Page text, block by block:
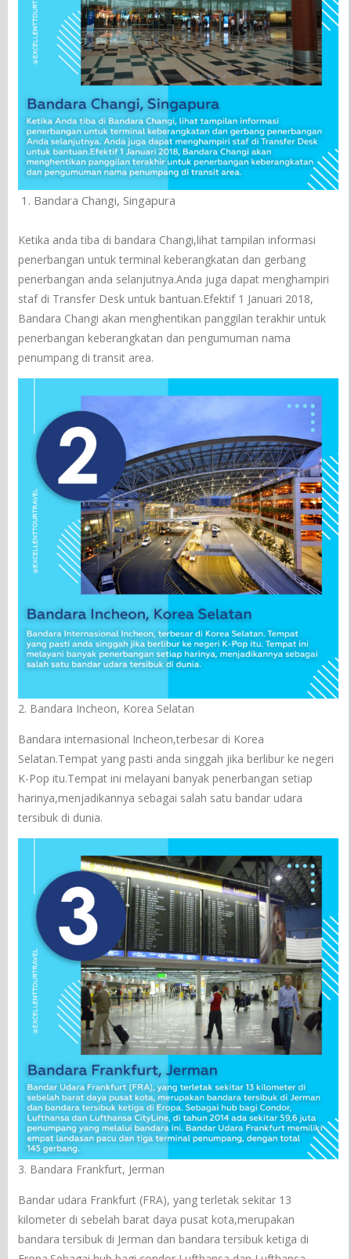
Bandara Changi, Singapura
Ketika anda tiba di bandara Changi,lihat tampilan informasi
penerbangan untuk terminal keberangkatan dan gerbang
penerbangan anda selanjutnya.Anda juga dapat menghampiri
staf di Transfer Desk untuk bantuan.Efektif 1 Januari 2018,
Bandara Changi akan menghentikan panggilan terakhir untuk
penerbangan keberangkatan dan pengumuman nama
penumpang di transit area.
2. Bandara Incheon, Korea Selatan
Bandara internasional Incheon,terbesar di Korea
Selatan.Tempat yang pasti anda singgah jika berlibur ke negeri
K-Pop itu.Tempat ini melayani banyak penerbangan setiap
harinya,menjadikannya sebagai salah satu bandar udara
tersibuk di dunia.
3. Bandara Frankfurt, Jerman
Bandar udara Frankfurt (FRA), yang terletak sekitar 13
kilometer di sebelah barat daya pusat kota,merupakan
bandara tersibuk di Jerman dan bandara tersibuk ketiga di